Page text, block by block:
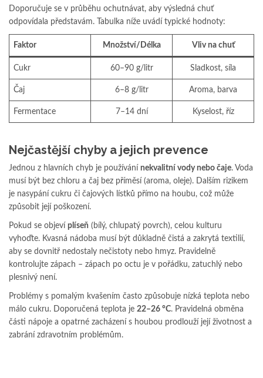
Doporučuje se v průběhu ochutnávat, aby výsledná chuť
odpovídala představám. Tabulka níže uvádí typické hodnoty:
Faktor Množství/Délka Vliv na chuť
Cukr 60–90 g/litr Sladkost, síla
Čaj 6–8 g/litr Aroma, barva
Fermentace 7–14 dní Kyselost, říz
Nejčastější chyby a jejich prevence
Jednou z hlavních chyb je používání nekvalitní vody nebo čaje. Voda
musí být bez chloru a čaj bez příměsí (aroma, oleje). Dalším rizikem
je nasypání cukru či čajových lístků přímo na houbu, což může
způsobit její poškození.
Pokud se objeví plíseň (bílý, chlupatý povrch), celou kulturu
vyhoďte. Kvasná nádoba musí být důkladně čistá a zakrytá textilií,
aby se dovnitř nedostaly nečistoty nebo hmyz. Pravidelně
kontrolujte zápach – zápach po octu je v pořádku, zatuchlý nebo
plesnivý není.
Problémy s pomalým kvašením často způsobuje nízká teplota nebo
málo cukru. Doporučená teplota je 22–26 °C. Pravidelná obměna
části nápoje a opatrné zacházení s houbou prodlouží její životnost a
zabrání zdravotním problémům.